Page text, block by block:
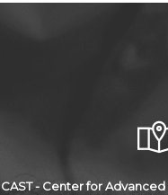
CAST - Center for